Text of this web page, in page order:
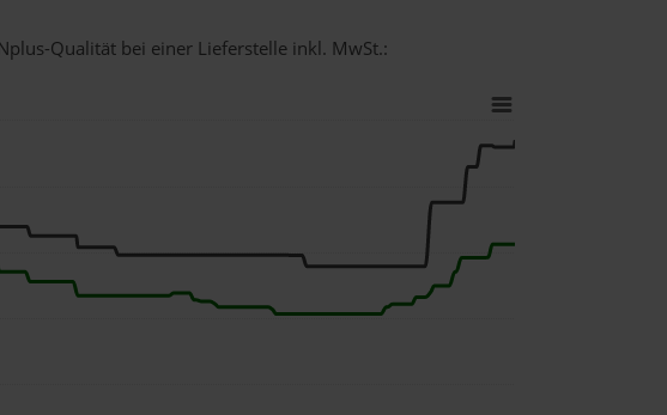
Qualität bei einer Lieferstelle inkl. MwSt.: